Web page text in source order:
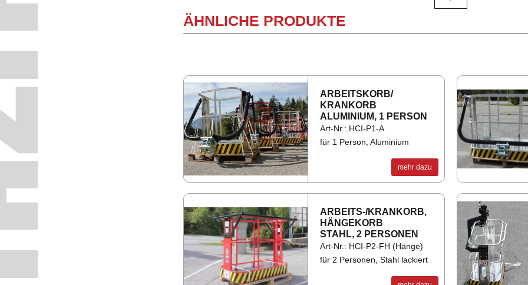
F
I
L
ÄHNLICHE PRODUKTE
AR­BEITS­KORB/
KRAN­KORB
ALU­MI­NI­UM, 1 PER­SON
Art-Nr.: HCI-P1-A
für 1 Person, Aluminium
mehr dazu
AR­BEITS-/KRAN­KORB,
HÄN­GE­KORB
STAHL, 2 PER­SO­NEN
Art-Nr.: HCI-P2-FH (Hänge)
für 2 Personen, Stahl lackiert